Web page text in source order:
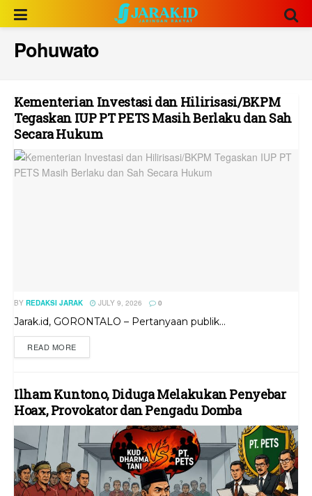
Pohuwato
Kementerian Investasi dan Hilirisasi/BKPM
Tegaskan IUP PT PETS Masih Berlaku dan Sah
Secara Hukum
BY REDAKSI JARAK JULY 9, 2026 0
Jarak.id, GORONTALO – Pertanyaan publik...
READ MORE
Ilham Kuntono, Diduga Melakukan Penyebar
Hoax, Provokator dan Pengadu Domba